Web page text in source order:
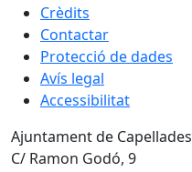
Crèdits
Contactar
Protecció de dades
Avís legal
Accessibilitat
Ajuntament de Capellades
C/ Ramon Godó, 9